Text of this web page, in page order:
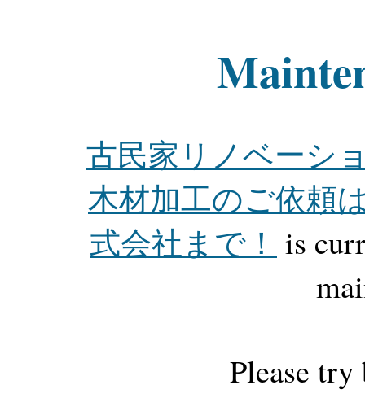
古民家リノベーシ
木材加工のご依頼
式会社まで！ is
Please try